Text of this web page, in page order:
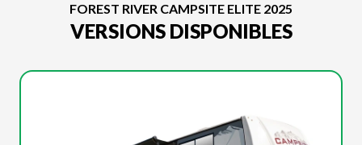
FOREST RIVER CAMPSITE ELITE 2025
VERSIONS DISPONIBLES